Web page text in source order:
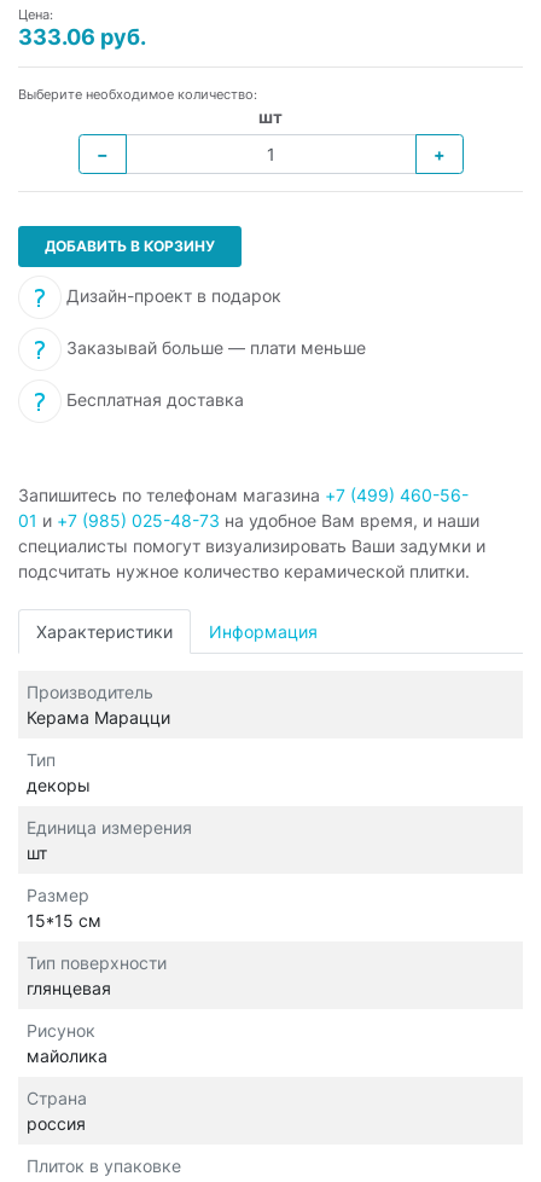
Цена:
333.06 руб.
Выберите необходимое количество:
шт
−
+
ДОБАВИТЬ В КОРЗИНУ
Дизайн-проект в подарок
Заказывай больше — плати меньше
Бесплатная доставка
Запишитесь по телефонам магазина +7 (499) 460-56-
01 и +7 (985) 025-48-73 на удобное Вам время, и наши
специалисты помогут визуализировать Ваши задумки и
подсчитать нужное количество керамической плитки.
Характеристики Информация
Производитель
Керама Марацци
Тип
декоры
Единица измерения
шт
Размер
15*15 см
Тип поверхности
глянцевая
Рисунок
майолика
Страна
россия
Плиток в упаковке